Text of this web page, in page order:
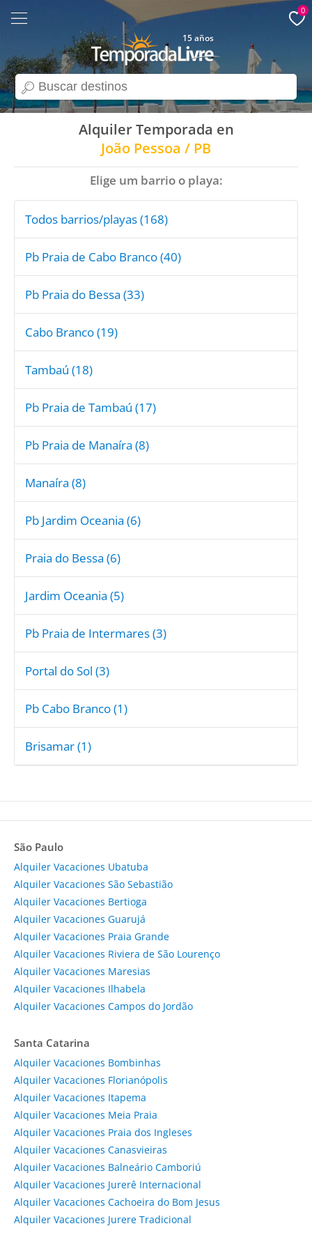
search
15 años
0
Alquiler Temporada en
João Pessoa / PB
Elige um barrio o playa:
Todos barrios/playas (168)
Pb Praia de Cabo Branco (40)
Pb Praia do Bessa (33)
Cabo Branco (19)
Tambaú (18)
Pb Praia de Tambaú (17)
Pb Praia de Manaíra (8)
Manaíra (8)
Pb Jardim Oceania (6)
Praia do Bessa (6)
Jardim Oceania (5)
Pb Praia de Intermares (3)
Portal do Sol (3)
Pb Cabo Branco (1)
Brisamar (1)
São Paulo
Alquiler Vacaciones Ubatuba
Alquiler Vacaciones São Sebastião
Alquiler Vacaciones Bertioga
Alquiler Vacaciones Guarujá
Alquiler Vacaciones Praia Grande
Alquiler Vacaciones Riviera de São Lourenço
Alquiler Vacaciones Maresias
Alquiler Vacaciones Ilhabela
Alquiler Vacaciones Campos do Jordão
Santa Catarina
Alquiler Vacaciones Bombinhas
Alquiler Vacaciones Florianópolis
Alquiler Vacaciones Itapema
Alquiler Vacaciones Meia Praia
Alquiler Vacaciones Praia dos Ingleses
Alquiler Vacaciones Canasvieiras
Alquiler Vacaciones Balneário Camboriú
Alquiler Vacaciones Jurerê Internacional
Alquiler Vacaciones Cachoeira do Bom Jesus
Alquiler Vacaciones Jurere Tradicional